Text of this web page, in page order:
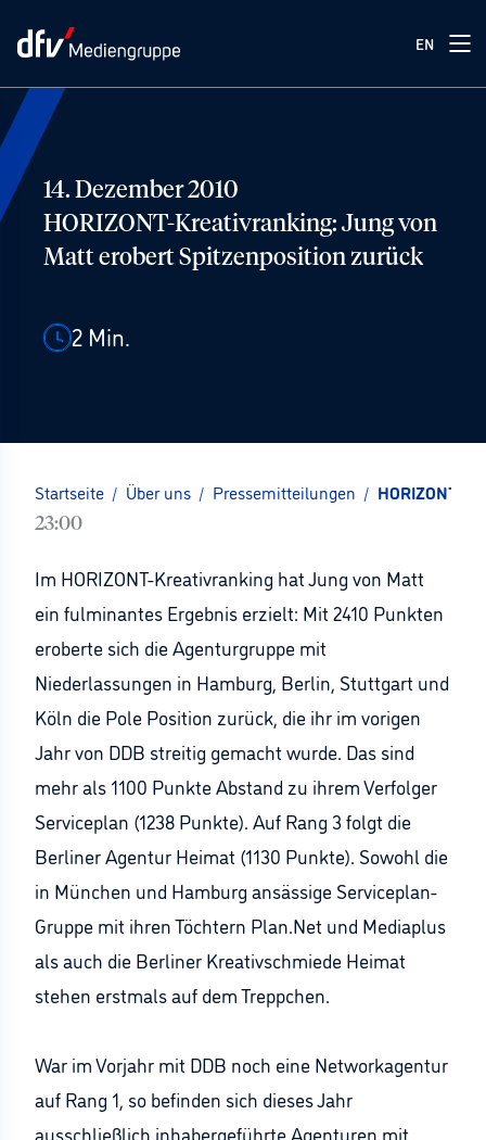
EN
14. Dezember 2010
HORIZONT-Kreativranking: Jung von
Matt erobert Spitzenposition zurück
2 Min.
Startseite / Über uns / Pressemitteilungen / HORIZONT-
23:00
Im HORIZONT-Kreativranking hat Jung von Matt
ein fulminantes Ergebnis erzielt: Mit 2410 Punkten
eroberte sich die Agenturgruppe mit
Niederlassungen in Hamburg, Berlin, Stuttgart und
Köln die Pole Position zurück, die ihr im vorigen
Jahr von DDB streitig gemacht wurde. Das sind
mehr als 1100 Punkte Abstand zu ihrem Verfolger
Serviceplan (1238 Punkte). Auf Rang 3 folgt die
Berliner Agentur Heimat (1130 Punkte). Sowohl die
in München und Hamburg ansässige Serviceplan-
Gruppe mit ihren Töchtern Plan.Net und Mediaplus
als auch die Berliner Kreativschmiede Heimat
stehen erstmals auf dem Treppchen.
War im Vorjahr mit DDB noch eine Networkagentur
auf Rang 1, so befinden sich dieses Jahr
ausschließlich inhabergeführte Agenturen mit